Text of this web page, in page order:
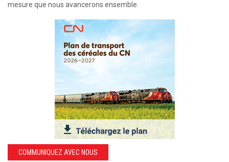
mesure que nous avancerons ensemble.
COMMUNIQUEZ AVEC NOUS